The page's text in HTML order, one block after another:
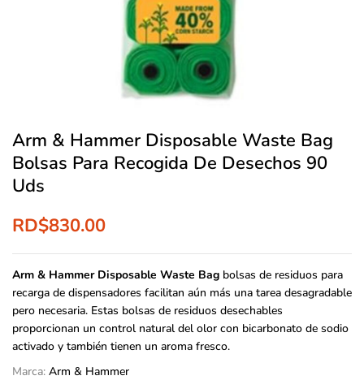
Arm & Hammer Disposable Waste Bag
Bolsas Para Recogida De Desechos 90
Uds
RD$830.00
Arm & Hammer Disposable Waste Bag bolsas de residuos para
recarga de dispensadores facilitan aún más una tarea desagradable
pero necesaria. Estas bolsas de residuos desechables
proporcionan un control natural del olor con bicarbonato de sodio
activado y también tienen un aroma fresco.
Marca: Arm & Hammer